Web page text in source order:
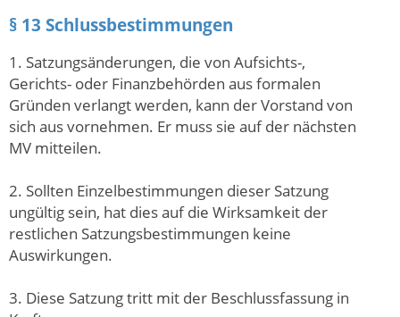
§ 13 Schlussbestimmungen
1. Satzungsänderungen, die von Aufsichts-,
Gerichts- oder Finanzbehörden aus formalen
Gründen verlangt werden, kann der Vorstand von
sich aus vornehmen. Er muss sie auf der nächsten
MV mitteilen.
2. Sollten Einzelbestimmungen dieser Satzung
ungültig sein, hat dies auf die Wirksamkeit der
restlichen Satzungsbestimmungen keine
Auswirkungen.
3. Diese Satzung tritt mit der Beschlussfassung in